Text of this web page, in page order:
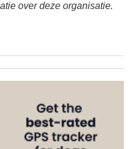
over deze organisatie.